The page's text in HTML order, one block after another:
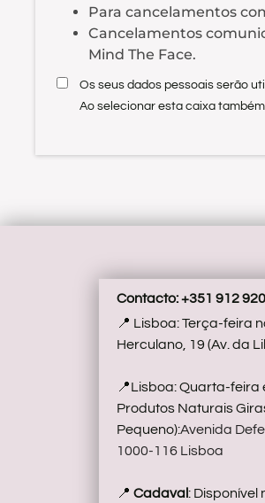
Para cancelamentos
Cancelamentos
Mind The Face.
Os seus dados pessoais serão
Ao selecionar esta caixa
Contacto: +351 912
📍 Lisboa: Terça-feira
Herculano, 19 (Av. da
📍Lisboa: Quarta-feira
Produtos Naturais
Pequeno):Avenida
1000-116 Lisboa
📍 Cadaval: Disponível